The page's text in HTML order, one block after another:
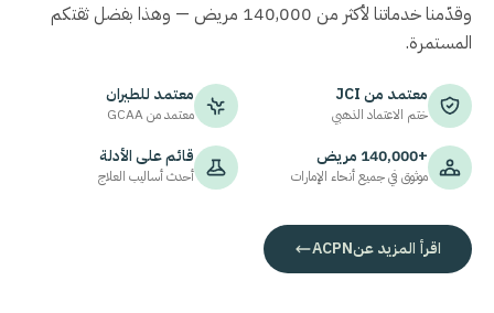
وقدّمنا خدماتنا لأكثر من 140,000 مريض — وهذا بفضل ثقتكم
المستمرة.
معتمد منJCI
ختم الاعتماد الذهبي
معتمد للطيران
معتمد منGCAA
+140,000 مريض
موثوق في جميع أنحاء الإمارات
قائم على الأدلة
أحدث أساليب العلاج
اقرأ المزيد عنACPN